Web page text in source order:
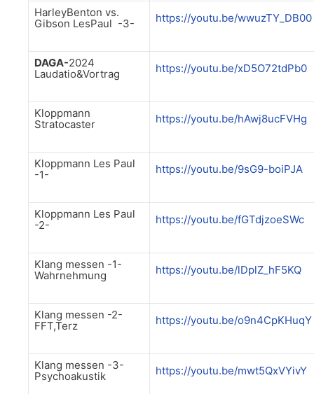
HarleyBenton vs.
Gibson LesPaul -3-
https://youtu.be/wwuzTY_DB00
DAGA-2024
Laudatio&Vortrag
https://youtu.be/xD5O72tdPb0
Kloppmann
Stratocaster
https://youtu.be/hAwj8ucFVHg
Kloppmann Les Paul
-1-
https://youtu.be/9sG9-boiPJA
Kloppmann Les Paul
-2-
https://youtu.be/fGTdjzoeSWc
Klang messen -1-
Wahrnehmung
https://youtu.be/lDplZ_hF5KQ
Klang messen -2-
FFT,Terz
https://youtu.be/o9n4CpKHuqY
Klang messen -3-
Psychoakustik
https://youtu.be/mwt5QxVYivY